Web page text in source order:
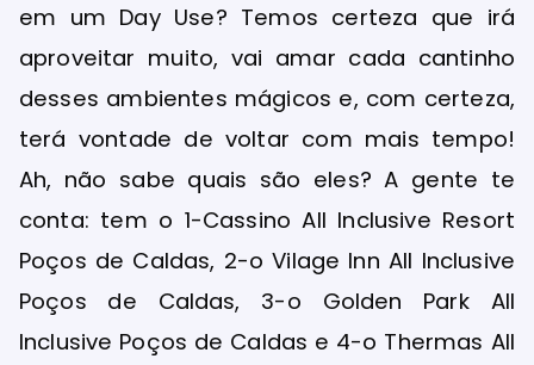
em um Day Use? Temos certeza que irá
aproveitar muito, vai amar cada cantinho
desses ambientes mágicos e, com certeza,
terá vontade de voltar com mais tempo!
Ah, não sabe quais são eles? A gente te
conta: tem o 1-Cassino All Inclusive Resort
Poços de Caldas, 2-o Vilage Inn All Inclusive
Poços de Caldas, 3-o Golden Park All
Inclusive Poços de Caldas e 4-o Thermas All